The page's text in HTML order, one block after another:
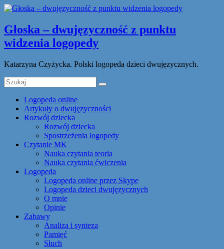
Głoska – dwujęzyczność z punktu
widzenia logopedy
Katarzyna Czyżycka. Polski logopeda dzieci dwujęzycznych.
Logopeda online
Artykuły o dwujęzyczności
Rozwój dziecka
Rozwój dziecka
Spostrzeżenia logopedy
Czytanie MK
Nauka czytania teoria
Nauka czytania ćwiczenia
Logopeda
Logopeda online przez Skype
Logopeda dzieci dwujęzycznych
O mnie
Opinie
Zabawy
Analiza i synteza
Pamięć
Słuch